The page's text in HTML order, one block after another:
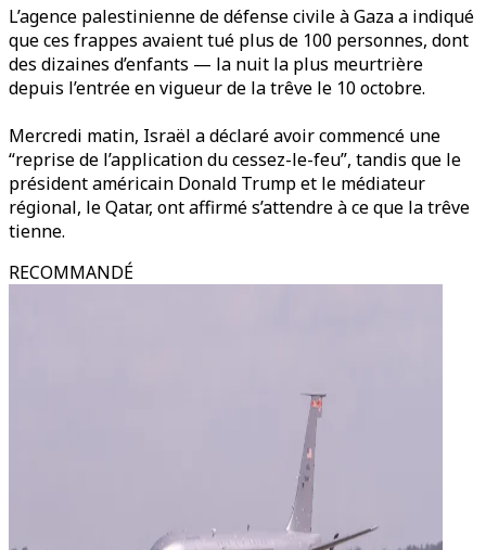
L’agence palestinienne de défense civile à Gaza a indiqué
que ces frappes avaient tué plus de 100 personnes, dont
des dizaines d’enfants — la nuit la plus meurtrière
depuis l’entrée en vigueur de la trêve le 10 octobre.
Mercredi matin, Israël a déclaré avoir commencé une
“reprise de l’application du cessez-le-feu”, tandis que le
président américain Donald Trump et le médiateur
régional, le Qatar, ont affirmé s’attendre à ce que la trêve
tienne.
RECOMMANDÉ